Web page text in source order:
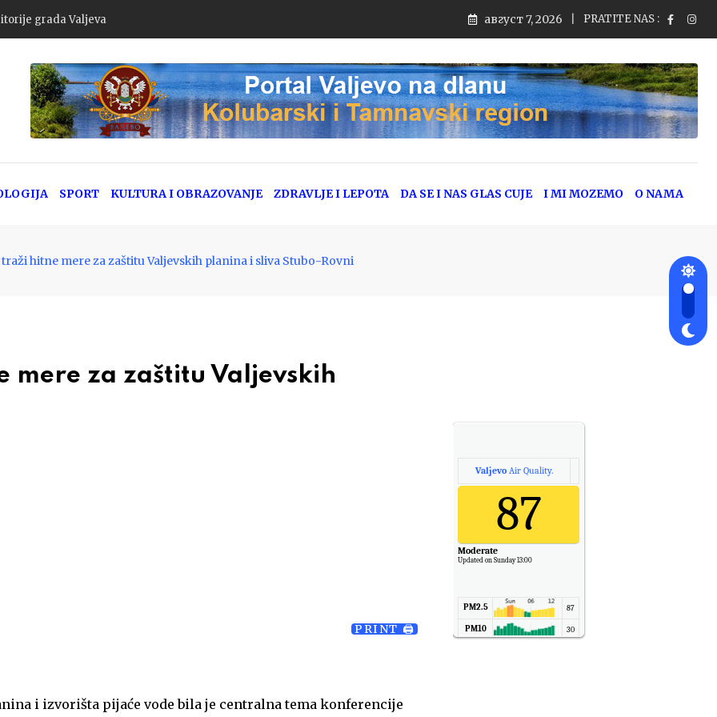
u Srbiji: Policija apeluje na dodatni oprez zbog pojačanog letnjeg saobraćaja август 7, 2026 PRATITE NAS :
SPORT KULTURA I OBRAZOVANJE ZDRAVLJE I LEPOTA DA SE I NAS GLAS CUJE I MI MOZEMO O NAMA
hitne mere za zaštitu Valjevskih planina i sliva Stubo-Rovni
mere za zaštitu Valjevskih
PRINT 🖨
i izvorišta pijaće vode bila je centralna tema konferencije
Valjevo Air Quality.
87
Moderate
Updated on Sunday 13:00
PM2.5 87
PM10 30